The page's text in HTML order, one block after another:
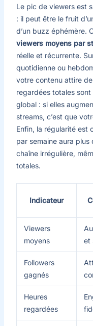
Le pic de viewers est
: il peut être le fruit
d’un buzz éphémère.
viewers moyens par
réelle et récurrente.
quotidienne ou
votre contenu attire
regardées totales
global : si elles
streams, c’est que
Enfin, la régularité est
par semaine aura plus
chaîne irrégulière,
totales.
Indicateur
Viewers
moyens
et
Followers
gagnés
Heures
regardées